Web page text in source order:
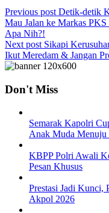
Previous post Detik-detik
Mau Jalan ke Markas PKS
Apa Nih?!
Next post Sikapi
Ikut Meredam & Jangan
Don't Miss
Semarak Kapolri
Anak Muda Menuju
KBPP Polri Awali
Pesan Khusus
Prestasi Jadi Kunci,
Akpol 2026